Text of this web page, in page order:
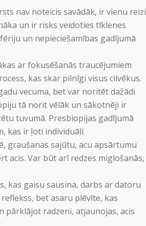
nav noteicis savādāk, ir vienu reizi
un ir risks veidoties tīklenes
un nepieciešamības gadījumā
ar fokusēšanās traucējumiem
kas skar pilnīgi visus cilvēkus.
vecuma, bet var noritēt dažādi
tā norit vēlāk un sākotnēji ir
tuvumā. Presbiopijas gadījumā
kas ir ļoti individuāli.
graušanas sajūtu, acu apsārtumu
acis. Var būt arī redzes miglošanās,
kas gaisu sausina, darbs ar datoru
bet asaru plēvīte, kas
radzeni, atjaunojas, acis